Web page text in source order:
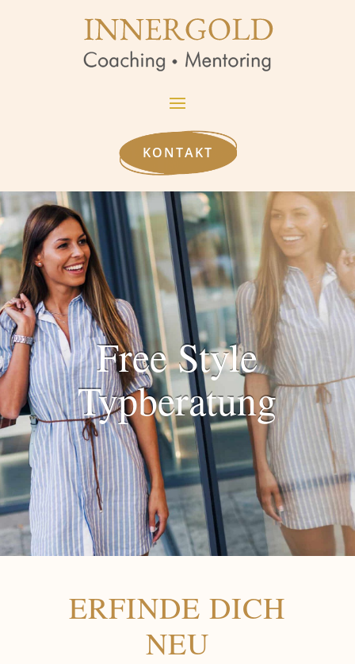
KONTAKT
Free Style
Typberatung
ERFINDE DICH
NEU